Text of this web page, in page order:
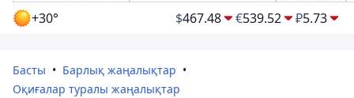
+30° $467.48 €539.52 ₽5.73
Басты
Барлық жаңалықтар
Оқиғалар туралы жаңалықтар